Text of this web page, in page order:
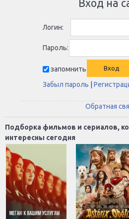
Вход на
Логин:
Пароль:
запомнить
Забыл пароль
Обратная
Подборка фильмов и сериалов,
интересны сегодня